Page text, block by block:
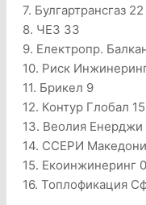
7. Булгартрансгаз 22
8. ЧЕЗ 33
9. Електропр.
10. Риск
11. Брикел 9
12. Контур Глобал 15
13. Веолия Енерджи
14. ССЕРИ
15. Екоинжинеринг 0
16. Топлофикация